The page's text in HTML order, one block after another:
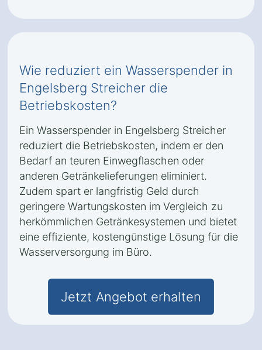
Wie reduziert ein Wasserspender in
Engelsberg Streicher die
Betriebskosten?
Ein Wasserspender in Engelsberg Streicher
reduziert die Betriebskosten, indem er den
Bedarf an teuren Einwegflaschen oder
anderen Getränkelieferungen eliminiert.
Zudem spart er langfristig Geld durch
geringere Wartungskosten im Vergleich zu
herkömmlichen Getränkesystemen und bietet
eine effiziente, kostengünstige Lösung für die
Wasserversorgung im Büro.
Jetzt Angebot erhalten